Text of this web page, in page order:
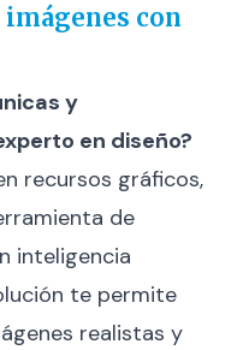
con
y
en diseño?
recursos gráficos,
de
inteligencia
te permite
realistas y